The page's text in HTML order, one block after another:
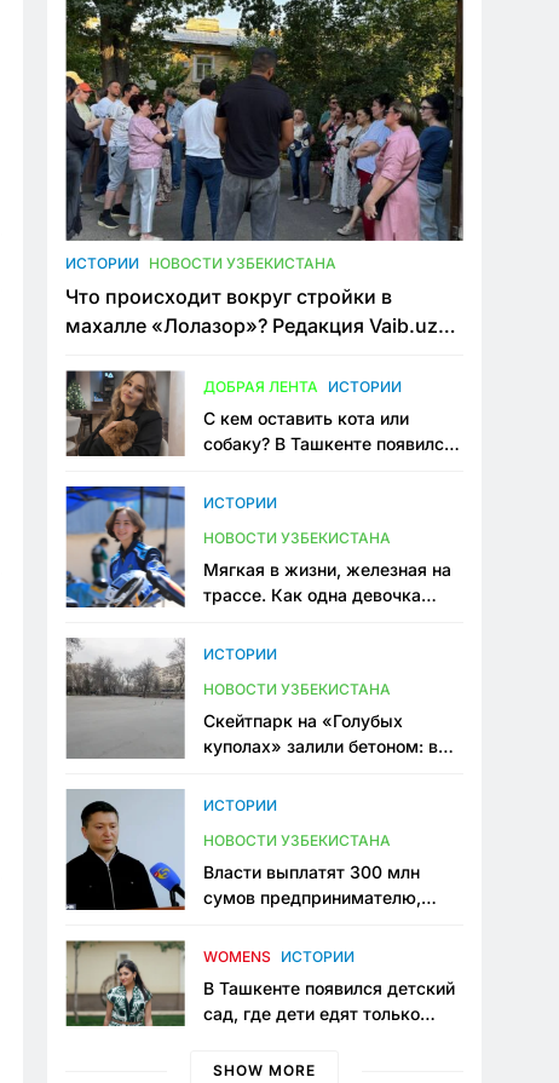
ИСТОРИИ НОВОСТИ УЗБЕКИСТАНА
Что происходит вокруг стройки в
махалле «Лолазор»? Редакция Vaib.uz
конфликта
ДОБРАЯ ЛЕНТА ИСТОРИИ
С кем оставить кота или
собаку? В Ташкенте появился
ИСТОРИИ
НОВОСТИ УЗБЕКИСТАНА
Мягкая в жизни, железная на
трассе. Как одна девочка
Узбекистане
ИСТОРИИ
НОВОСТИ УЗБЕКИСТАНА
Скейтпарк на «Голубых
куполах» залили бетоном: в
одно общественное
ИСТОРИИ
НОВОСТИ УЗБЕКИСТАНА
Власти выплатят 300 млн
сумов предпринимателю,
тюрьме по незаконному
WOMENS ИСТОРИИ
В Ташкенте появился детский
сад, где дети едят только
мама, которая устала просить
SHOW MORE